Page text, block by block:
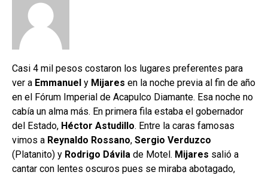
Casi 4 mil pesos costaron los lugares preferentes para
ver a Emmanuel y Mijares en la noche previa al fin de año
en el Fórum Imperial de Acapulco Diamante. Esa noche no
cabía un alma más. En primera fila estaba el gobernador
del Estado, Héctor Astudillo. Entre la caras famosas
vimos a Reynaldo Rossano, Sergio Verduzco
(Platanito) y Rodrigo Dávila de Motel. Mijares salió a
cantar con lentes oscuros pues se miraba abotagado,